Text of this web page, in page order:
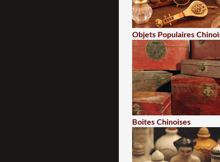
Objets Populaires
Boites Chinoises